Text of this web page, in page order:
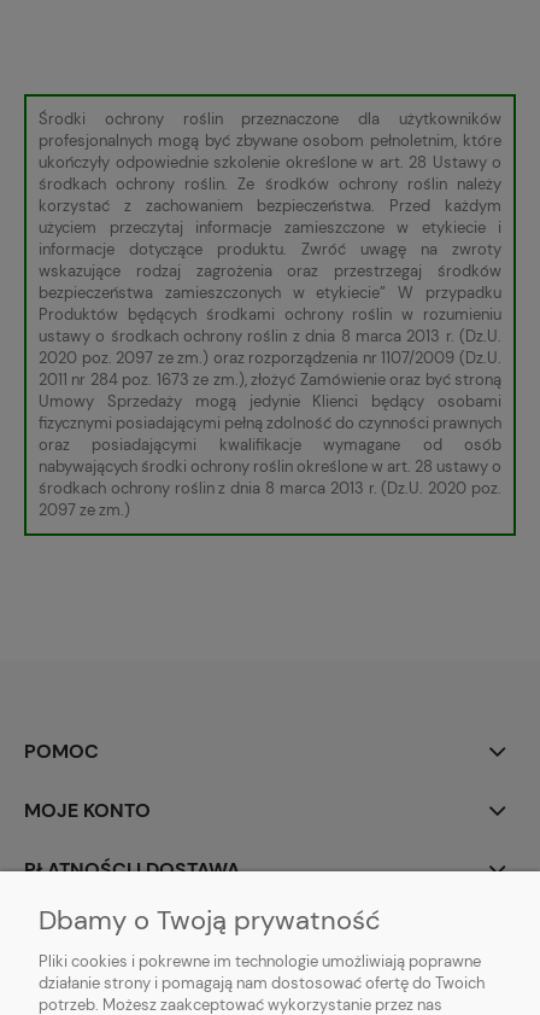
Środki ochrony roślin przeznaczone dla użytkowników
profesjonalnych mogą być zbywane osobom pełnoletnim, które
ukończyły odpowiednie szkolenie określone w art. 28 Ustawy o
środkach ochrony roślin. Ze środków ochrony roślin należy
korzystać z zachowaniem bezpieczeństwa. Przed każdym
użyciem przeczytaj informacje zamieszczone w etykiecie i
informacje dotyczące produktu. Zwróć uwagę na zwroty
wskazujące rodzaj zagrożenia oraz przestrzegaj środków
bezpieczeństwa zamieszczonych w etykiecie” W przypadku
Produktów będących środkami ochrony roślin w rozumieniu
ustawy o środkach ochrony roślin z dnia 8 marca 2013 r. (Dz.U.
2020 poz. 2097 ze zm.) oraz rozporządzenia nr 1107/2009 (Dz.U.
2011 nr 284 poz. 1673 ze zm.), złożyć Zamówienie oraz być stroną
Umowy Sprzedaży mogą jedynie Klienci będący osobami
fizycznymi posiadającymi pełną zdolność do czynności prawnych
oraz posiadającymi kwalifikacje wymagane od osób
nabywających środki ochrony roślin określone w art. 28 ustawy o
środkach ochrony roślin z dnia 8 marca 2013 r. (Dz.U. 2020 poz.
2097 ze zm.)
POMOC
MOJE KONTO
PŁATNOŚCI I DOSTAWA
INFORMACJE
O NAS
Dbamy o Twoją prywatność
Pliki cookies i pokrewne im technologie umożliwiają poprawne
działanie strony i pomagają nam dostosować ofertę do Twoich
potrzeb. Możesz zaakceptować wykorzystanie przez nas